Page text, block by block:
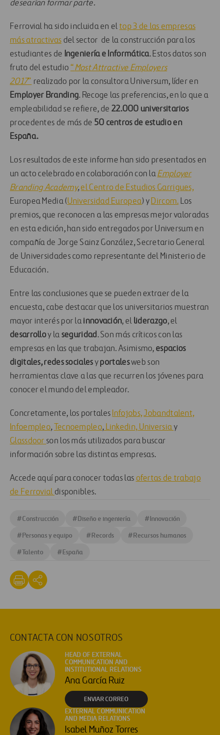
desearían formar parte.
Ferrovial ha sido incluida en eltop 3 de las empresas
más atractivas del sector de la construcción para los
estudiantes de Ingeniería e Informática. Estos datos son
fruto del estudio “ Most Attractive Employers
2017” realizado por la consultora Universum, líder en
Employer Branding. Recoge las preferencias, en lo que a
empleabilidad se refiere, de 22.000 universitarios
procedentes de más de 50 centros de estudio en
España.
Los resultados de este informe han sido presentados en
un acto celebrado en colaboración con la Employer
Branding Academy,el Centro de Estudios Garrigues,
Europea Media (Universidad Europea) yDircom. Los
premios, que reconocen a las empresas mejor valoradas
en esta edición, han sido entregados por Universum en
compañía de Jorge Sainz González, Secretario General
de Universidades como representante del Ministerio de
Educación.
Entre las conclusiones que se pueden extraer de la
encuesta, cabe destacar que los universitarios muestran
mayor interés por la innovación, el liderazgo, el
desarrolloy la seguridad. Son más críticos con las
empresas en las que trabajan. Asimismo, espacios
digitales, redes socialesyportalesweb son
herramientas clave a las que recurren los jóvenes para
conocer el mundo del empleador.
Concretamente, los portales Infojobs,Jobandtalent,
Infoempleo, Tecnoempleo,Linkedin, Universiay
Glassdoorson los más utilizados para buscar
información sobre las distintas empresas.
Accede aquí para conocer todas las ofertas de trabajo
de Ferrovial disponibles.
#Construcción #Diseño e ingeniería #Innovación
#Personas y equipo #Records #Recursos humanos
#Talento #España
CONTACTA CON NOSOTROS
HEAD OF EXTERNAL
COMMUNICATION AND
INSTITUTIONAL RELATIONS
Ana García Ruiz
ENVIAR CORREO
EXTERNAL COMMUNICATION
AND MEDIA RELATIONS
Isabel Muñoz Torres